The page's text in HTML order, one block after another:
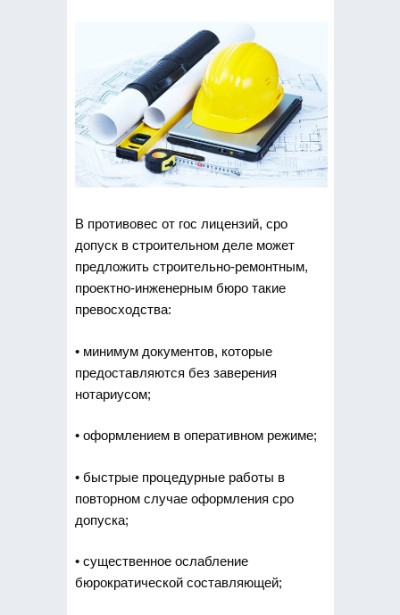
В противовес от гос лицензий, сро
допуск в строительном деле может
предложить строительно-ремонтным,
проектно-инженерным бюро такие
превосходства:
• минимум документов, которые
предоставляются без заверения
нотариусом;
• оформлением в оперативном режиме;
• быстрые процедурные работы в
повторном случае оформления сро
допуска;
• существенное ослабление
бюрократической составляющей;